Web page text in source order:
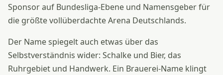
Sponsor auf Bundesliga-Ebene und Namensgeber für
die größte vollüberdachte Arena Deutschlands.
Der Name spiegelt auch etwas über das
Selbstverständnis wider: Schalke und Bier, das
Ruhrgebiet und Handwerk. Ein Brauerei-Name klingt